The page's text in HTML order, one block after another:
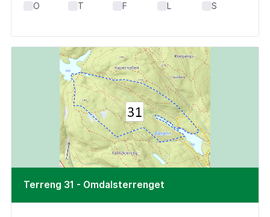
O
T F L S
Terreng 31 - Omdalsterrenget